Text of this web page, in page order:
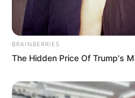
Lembrancinhas de
Mosaico
Patchwork
BRAINBERRIES
The Hidden Price Of Trump's